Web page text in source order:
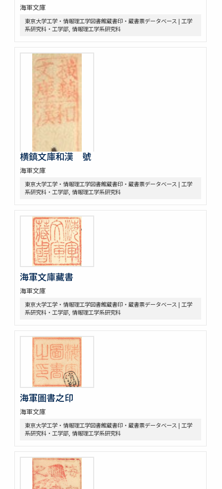
海軍文庫
東京大学工学・情報理工学図書館蔵書印・蔵書票データベース | 工学
系研究科・工学部, 情報理工学系研究科
横鎮文庫和漢 號
海軍文庫
東京大学工学・情報理工学図書館蔵書印・蔵書票データベース | 工学
系研究科・工学部, 情報理工学系研究科
海軍文庫藏書
海軍文庫
東京大学工学・情報理工学図書館蔵書印・蔵書票データベース | 工学
系研究科・工学部, 情報理工学系研究科
海軍圖書之印
海軍文庫
東京大学工学・情報理工学図書館蔵書印・蔵書票データベース | 工学
系研究科・工学部, 情報理工学系研究科